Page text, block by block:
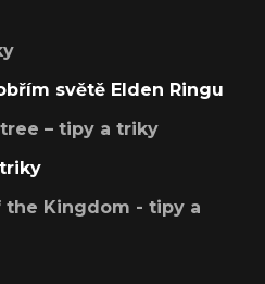
světě Elden Ringu
– tipy a triky
the Kingdom - tipy a